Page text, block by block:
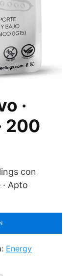
·
200
con
Apto
Energy